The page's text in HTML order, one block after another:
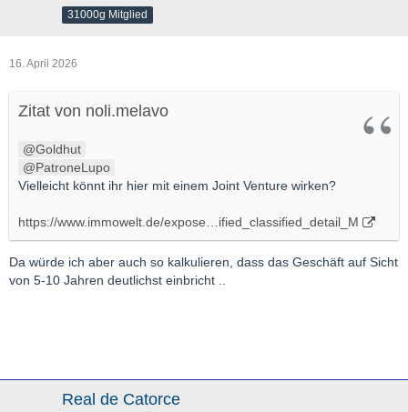
31000g Mitglied
16. April 2026
Zitat von noli.melavo
Goldhut
PatroneLupo
Vielleicht könnt ihr hier mit einem Joint Venture wirken?
https://www.immowelt.de/expose…ified_classified_detail_M
Da würde ich aber auch so kalkulieren, dass das Geschäft auf Sicht
von 5-10 Jahren deutlichst einbricht ..
Real de Catorce